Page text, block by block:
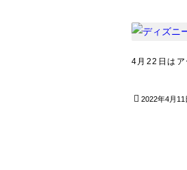
4月22日はア
2022年4月11